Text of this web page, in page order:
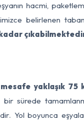
hacmi,
belirlenen
yaklaşık 75
bir sürede
Yol boyunca